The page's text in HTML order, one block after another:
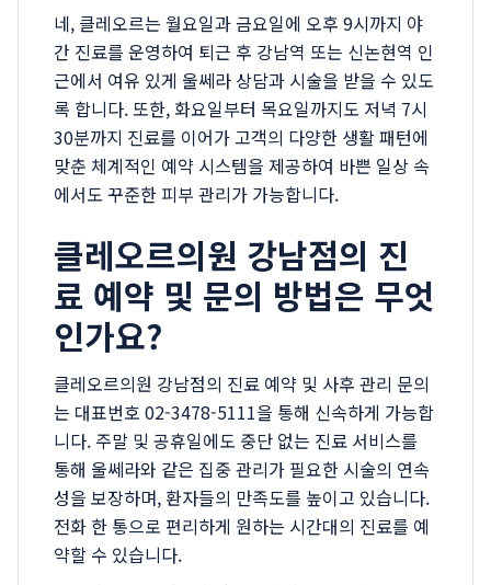
네, 클레오르는 월요일과 금요일에 오후 9시까지 야
간 진료를 운영하여 퇴근 후 강남역 또는 신논현역 인
근에서 여유 있게 울쎄라 상담과 시술을 받을 수 있도
록 합니다. 또한, 화요일부터 목요일까지도 저녁 7시
30분까지 진료를 이어가 고객의 다양한 생활 패턴에
맞춘 체계적인 예약 시스템을 제공하여 바쁜 일상 속
에서도 꾸준한 피부 관리가 가능합니다.
클레오르의원 강남점의 진
료 예약 및 문의 방법은 무엇
인가요?
클레오르의원 강남점의 진료 예약 및 사후 관리 문의
는 대표번호 02-3478-5111을 통해 신속하게 가능합
니다. 주말 및 공휴일에도 중단 없는 진료 서비스를
통해 울쎄라와 같은 집중 관리가 필요한 시술의 연속
성을 보장하며, 환자들의 만족도를 높이고 있습니다.
전화 한 통으로 편리하게 원하는 시간대의 진료를 예
약할 수 있습니다.